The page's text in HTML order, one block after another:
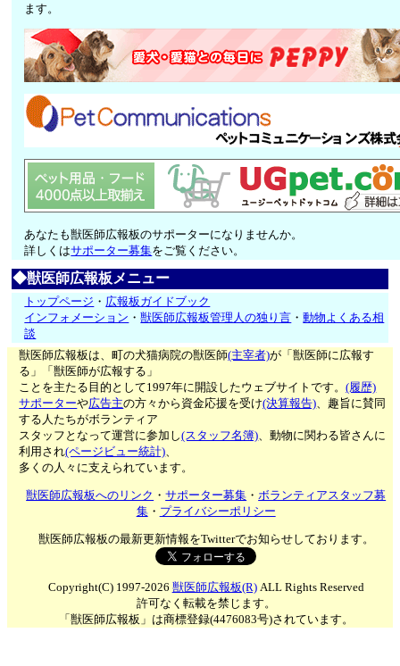
ます。
あなたも獣医師広報板のサポーターになりませんか。
詳しくはサポーター募集をご覧ください。
◆獣医師広報板メニュー
トップページ ・ 広報板ガイドブック
インフォメーション ・獣医師広報板管理人の独り言 ・動物よくある相
談
獣医師広報板は、町の犬猫病院の獣医師(主宰者)が「獣医師に広報す
る」「獣医師が広報する」
ことを主たる目的として1997年に開設したウェブサイトです。(履歴)
サポーターや広告主の方々から資金応援を受け(決算報告)、趣旨に賛同
する人たちがボランティア
スタッフとなって運営に参加し(スタッフ名簿)、動物に関わる皆さんに
利用され(ページビュー統計)、
多くの人々に支えられています。
獣医師広報板へのリンク ・サポーター募集 ・ボランティアスタッフ募
集・ プライバシーポリシー
獣医師広報板の最新更新情報をTwitterでお知らせしております。
Copyright(C) 1997-2026 獣医師広報板(R)ALL Rights Reserved
許可なく転載を禁じます。
「獣医師広報板」は商標登録(4476083号)されています。